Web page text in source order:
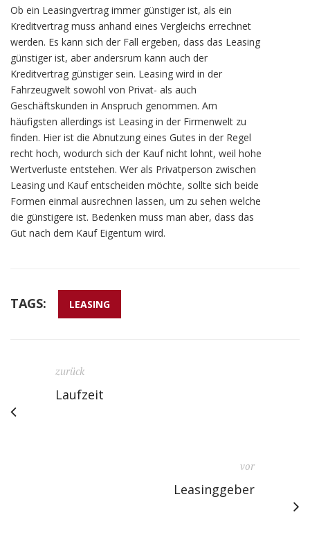
Ob ein Leasingvertrag immer günstiger ist, als ein
Kreditvertrag muss anhand eines Vergleichs errechnet
werden. Es kann sich der Fall ergeben, dass das Leasing
günstiger ist, aber andersrum kann auch der
Kreditvertrag günstiger sein. Leasing wird in der
Fahrzeugwelt sowohl von Privat- als auch
Geschäftskunden in Anspruch genommen. Am
häufigsten allerdings ist Leasing in der Firmenwelt zu
finden. Hier ist die Abnutzung eines Gutes in der Regel
recht hoch, wodurch sich der Kauf nicht lohnt, weil hohe
Wertverluste entstehen. Wer als Privatperson zwischen
Leasing und Kauf entscheiden möchte, sollte sich beide
Formen einmal ausrechnen lassen, um zu sehen welche
die günstigere ist. Bedenken muss man aber, dass das
Gut nach dem Kauf Eigentum wird.
TAGS: LEASING
zurück
Laufzeit
vor
Leasinggeber